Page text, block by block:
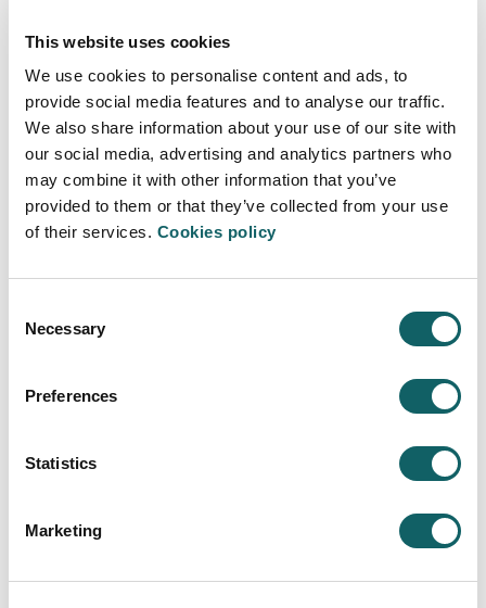
This website uses cookies
We use cookies to personalise content and ads, to
provide social media features and to analyse our traffic.
We also share information about your use of our site with
our social media, advertising and analytics partners who
may combine it with other information that you’ve
provided to them or that they’ve collected from your use
of their services. Cookies policy
Selection
Necessary
Preferences
Statistics
Marketing
Deja tu comentario
PREGUNTA
Hola me gustaría saber el coste de la matricula
para cursar estudios de grado eningeniería
GMT 2021
RESPUESTA
El coste previsto para las ingenierías de Mondragon
euros. Tienes la información al respecto en
Además, en cada uno de los grados en ingeniería,
, puedes ver